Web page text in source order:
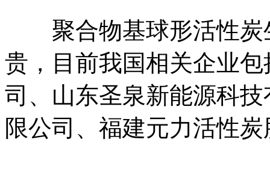
聚合物基球形活性炭
贵，目前我国相关企业
司、山东圣泉新能源科
限公司、福建元力活性